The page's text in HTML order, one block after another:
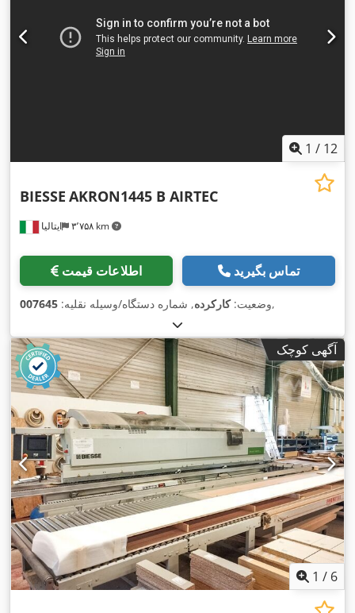
1 / 12
ایتالیا ۳٬۷۵۸ km
BIESSE AKRON1445 B AIRTEC
اطلاعات قیمت تماس بگیرید
وضعیت:کارکرده, شماره دستگاه/وسیله نقلیه: 007645 ,
آگهی کوچک
1 / 6